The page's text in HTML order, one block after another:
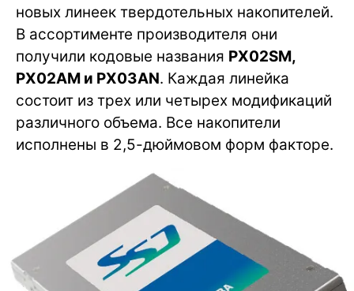
новых линеек твердотельных накопителей.
В ассортименте производителя они
получили кодовые названия PX02SM,
PX02AM и PX03AN. Каждая линейка
состоит из трех или четырех модификаций
различного объема. Все накопители
исполнены в 2,5-дюймовом форм факторе.